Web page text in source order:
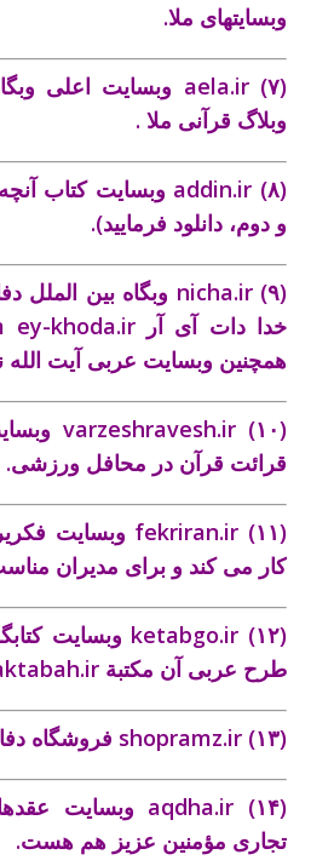
وبسايتهای ملا.
(۷) aela.ir
وبلاگ قرآنی ملا .
(۸) addin.ir وبسایت کتاب
و دوم، دانلود فرمایید).
(۹) nicha.ir وبگاه بين‌ الملل
خدا دات آی آر ey-khoda.ir
همچنین وبسایت عربی آیت الله
(۱۰) varzeshravesh.ir
قرائت قرآن در محافل ورزشی.
(۱۱) fekriran.ir
کار می ‌کند و برای مديران
(۱۲) ketabgo.ir وبسايت
طرح عربی آن مکتبة
(۱۳) فروشگاه دفاتر ملا shopramz.ir
(۱۴) aqdha.ir وبسايت
تجاری مؤمنين عزيز هم هست.